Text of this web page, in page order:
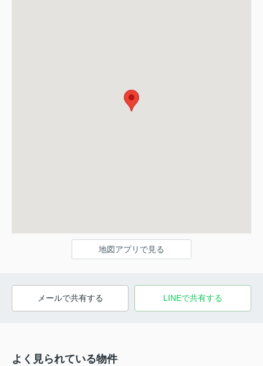
地図アプリで見る
メールで共有する LINEで共有する
よく見られている物件